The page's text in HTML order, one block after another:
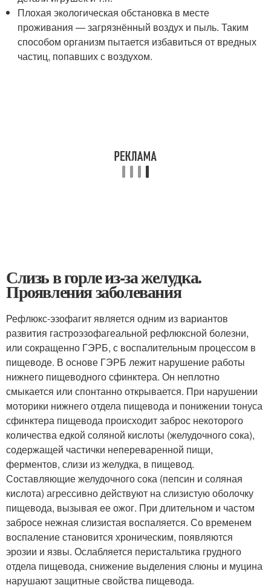
Плохая экологическая обстановка в месте
проживания — загрязнённый воздух и пыль. Таким
способом организм пытается избавиться от вредных
частиц, попавших с воздухом.
Слизь в горле из-за желудка.
Проявления заболевания
Рефлюкс-эзофагит является одним из вариантов
развития гастроэзофагеальной рефлюксной болезни,
или сокращенно ГЭРБ, с воспалительным процессом в
пищеводе. В основе ГЭРБ лежит нарушение работы
нижнего пищеводного сфинктера. Он неплотно
смыкается или спонтанно открывается. При нарушении
моторики нижнего отдела пищевода и понижении тонуса
сфинктера пищевода происходит заброс некоторого
количества едкой соляной кислоты (желудочного сока),
содержащей частички непереваренной пищи,
ферментов, слизи из желудка, в пищевод.
Составляющие желудочного сока (пепсин и соляная
кислота) агрессивно действуют на слизистую оболочку
пищевода, вызывая ее ожог. При длительном и частом
забросе нежная слизистая воспаляется. Со временем
воспаление становится хроническим, появляются
эрозии и язвы. Ослабляется перистальтика грудного
отдела пищевода, снижение выделения слюны и муцина
нарушают защитные свойства пищевода.